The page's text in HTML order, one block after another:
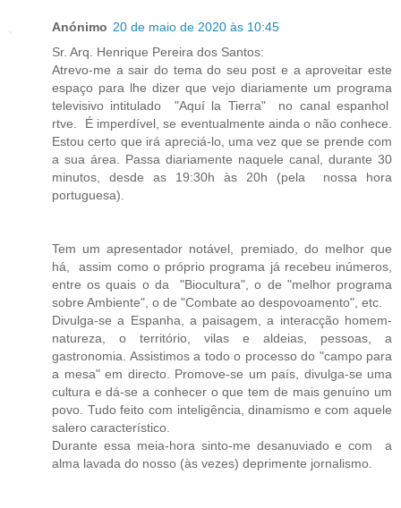
Anónimo 20 de maio de 2020 às 10:45
Sr. Arq. Henrique Pereira dos Santos:
Atrevo-me a sair do tema do seu post e a aproveitar este
espaço para lhe dizer que vejo diariamente um programa
televisivo intitulado "Aquí la Tierra" no canal espanhol
rtve. É imperdível, se eventualmente ainda o não conhece.
Estou certo que irá apreciá-lo, uma vez que se prende com
a sua área. Passa diariamente naquele canal, durante 30
minutos, desde as 19:30h às 20h (pela nossa hora
portuguesa).
Tem um apresentador notável, premiado, do melhor que
há, assim como o próprio programa já recebeu inúmeros,
entre os quais o da "Biocultura", o de "melhor programa
sobre Ambiente", o de "Combate ao despovoamento", etc.
Divulga-se a Espanha, a paisagem, a interacção homem-
natureza, o território, vilas e aldeias, pessoas, a
gastronomia. Assistimos a todo o processo do "campo para
a mesa" em directo. Promove-se um país, divulga-se uma
cultura e dá-se a conhecer o que tem de mais genuíno um
povo. Tudo feito com inteligência, dinamismo e com aquele
salero característico.
Durante essa meia-hora sinto-me desanuviado e com a
alma lavada do nosso (às vezes) deprimente jornalismo.